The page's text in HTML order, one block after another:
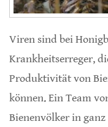
Viren sind bei
Krankheitserreger,
Produktivität von
können. Ein Team
Bienenvölker in